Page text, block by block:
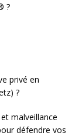
?
privé en
?
malveillance
défendre vos